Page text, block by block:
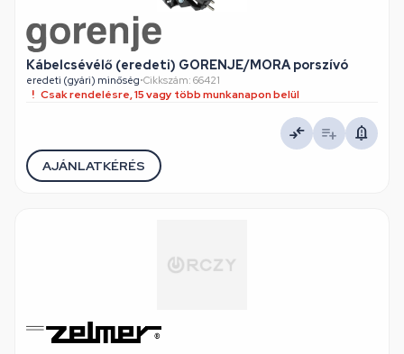
Kábelcsévélő (eredeti) GORENJE/MORA porszívó
eredeti (gyári) minőség•Cikkszám: 66421
Csak rendelésre, 15 vagy több munkanapon belül
AJÁNLATKÉRÉS